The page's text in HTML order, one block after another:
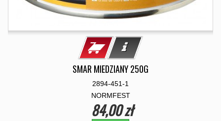
SMAR MIEDZIANY 250G
2894-451-1
NORMFEST
84,00 zł